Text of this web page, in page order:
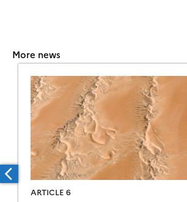
More news
ARTICLE 6